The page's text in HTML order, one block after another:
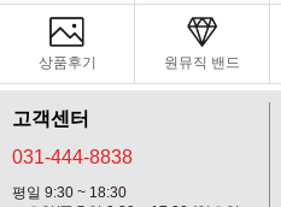
상품후기 원뮤직 밴드
고객센터
031-444-8838
평일 9:30 ~ 18:30